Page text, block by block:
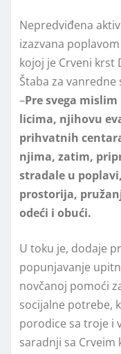
Nepredviđena
izazvana
kojoj je Crveni krst
Štaba za
–Pre svega
licima, njihovu
prihvatnih
njima, zatim,
stradale u
prostorija,
odeći i obući.
U toku je, dodaje
popunjavanje
novčanoj pomoći
socijalne potrebe,
porodice sa troje i
saradnji sa